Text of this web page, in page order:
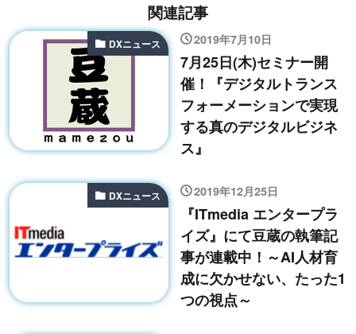
関連記事
DXニュース 2019年7月10日
7月25日(木)セミナー開
催！『デジタルトランス
フォーメーションで実現
する真のデジタルビジネ
ス』
DXニュース 2019年12月25日
『ITmedia エンタープラ
イズ』にて豆蔵の執筆記
事が連載中！～AI人材育
成に欠かせない、たった1
つの視点～